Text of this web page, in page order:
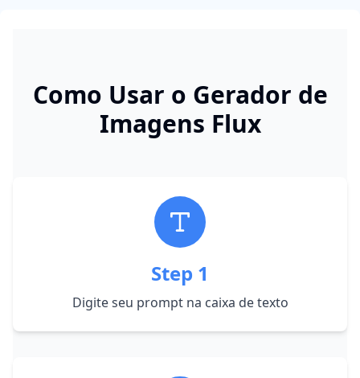
Como Usar o Gerador de
Imagens Flux
Step 1
Digite seu prompt na caixa de texto